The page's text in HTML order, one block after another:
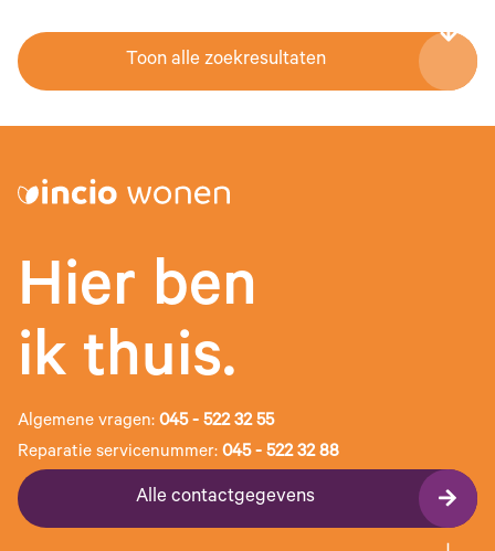
Toon alle zoekresultaten
Hier ben
ik thuis.
Algemene vragen: 045 - 522 32 55
Reparatie servicenummer: 045 - 522 32 88
Alle contactgegevens